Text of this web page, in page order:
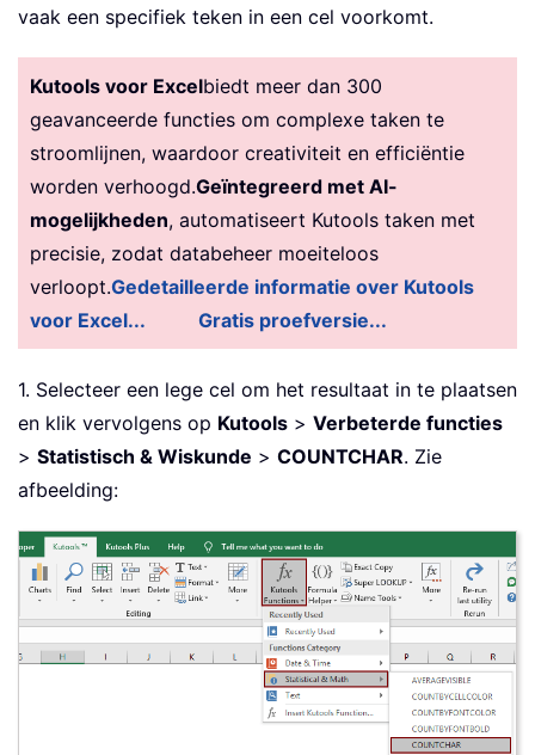
vaak een specifiek teken in een cel voorkomt.
Kutools voor Excelbiedt meer dan 300
geavanceerde functies om complexe taken te
stroomlijnen, waardoor creativiteit en efficiëntie
worden verhoogd.Geïntegreerd met AI-
mogelijkheden, automatiseert Kutools taken met
precisie, zodat databeheer moeiteloos
verloopt.Gedetailleerde informatie over Kutools
voor Excel...
Gratis proefversie...
1. Selecteer een lege cel om het resultaat in te plaatsen
en klik vervolgens op Kutools > Verbeterde functies
> Statistisch & Wiskunde > COUNTCHAR. Zie
afbeelding: